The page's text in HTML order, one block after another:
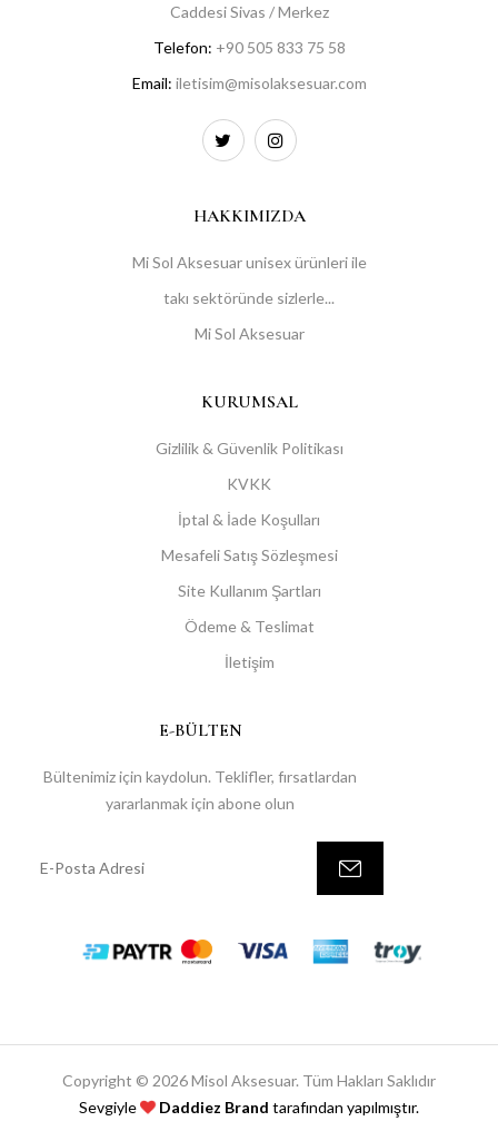
Caddesi Sivas / Merkez
Telefon: +90 505 833 75 58
Email: iletisim@misolaksesuar.com
HAKKIMIZDA
Mi Sol Aksesuar unisex ürünleri ile
takı sektöründe sizlerle...
Mi Sol Aksesuar
KURUMSAL
Gizlilik & Güvenlik Politikası
KVKK
İptal & İade Koşulları
Mesafeli Satış Sözleşmesi
Site Kullanım Şartları
Ödeme & Teslimat
İletişim
E-BÜLTEN
Bültenimiz için kaydolun. Teklifler, fırsatlardan
yararlanmak için abone olun
Copyright © 2026 Misol Aksesuar. Tüm Hakları Saklıdır
Sevgiyle
Daddiez Brand tarafından yapılmıştır.